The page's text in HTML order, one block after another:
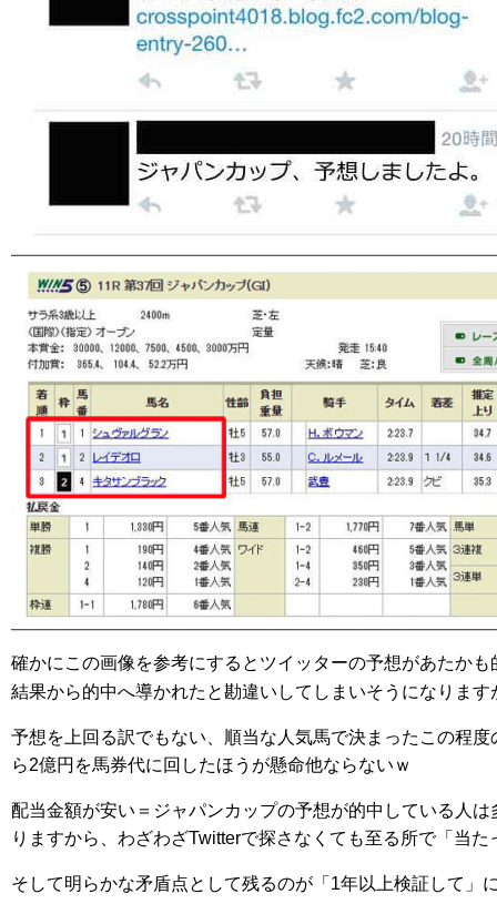
確かにこの画像を参考にするとツイッターの予想があたか
結果から的中へ導かれたと勘違いしてしまいそうになります
予想を上回る訳でもない、順当な人気馬で決まったこの程度
ら2億円を馬券代に回したほうが懸命他ならないｗ
配当金額が安い＝ジャパンカップの予想が的中している人
りますから、わざわざTwitterで探さなくても至る所で「当
そして明らかな矛盾点として残るのが「1年以上検証して」